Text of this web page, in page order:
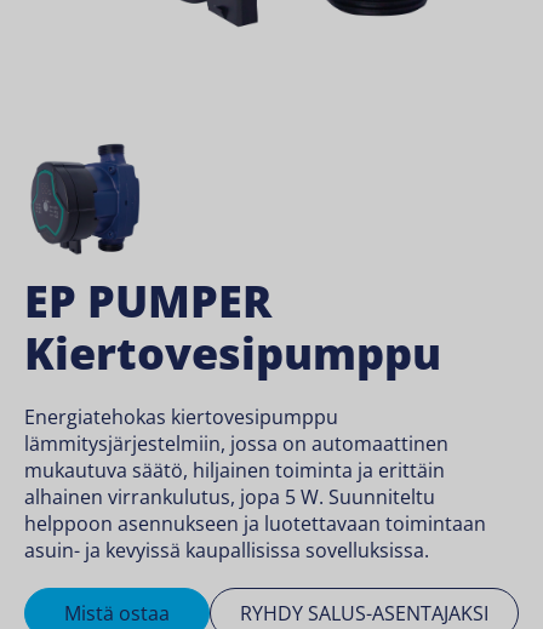
EP PUMPER
Kiertovesipumppu
Energiatehokas kiertovesipumppu
lämmitysjärjestelmiin, jossa on automaattinen
mukautuva säätö, hiljainen toiminta ja erittäin
alhainen virrankulutus, jopa 5 W. Suunniteltu
helppoon asennukseen ja luotettavaan toimintaan
asuin- ja kevyissä kaupallisissa sovelluksissa.
Mistä ostaa RYHDY SALUS-ASENTAJAKSI